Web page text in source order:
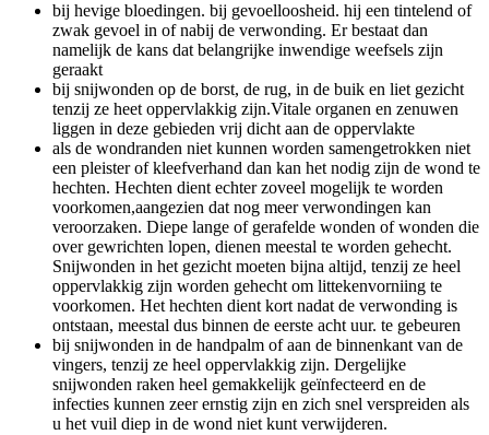
bij hevige bloedingen. bij gevoelloosheid. hij een tintelend of
zwak gevoel in of nabij de verwonding. Er bestaat dan
namelijk de kans dat belangrijke inwendige weefsels zijn
geraakt
bij snijwonden op de borst, de rug, in de buik en liet gezicht
tenzij ze heet oppervlakkig zijn.Vitale organen en zenuwen
liggen in deze gebieden vrij dicht aan de oppervlakte
als de wondranden niet kunnen worden samengetrokken niet
een pleister of kleefverhand dan kan het nodig zijn de wond te
hechten. Hechten dient echter zoveel mogelijk te worden
voorkomen,aangezien dat nog meer verwondingen kan
veroorzaken. Diepe lange of gerafelde wonden of wonden die
over gewrichten lopen, dienen meestal te worden gehecht.
Snijwonden in het gezicht moeten bijna altijd, tenzij ze heel
oppervlakkig zijn worden gehecht om littekenvorniing te
voorkomen. Het hechten dient kort nadat de verwonding is
ontstaan, meestal dus binnen de eerste acht uur. te gebeuren
bij snijwonden in de handpalm of aan de binnenkant van de
vingers, tenzij ze heel oppervlakkig zijn. Dergelijke
snijwonden raken heel gemakkelijk geïnfecteerd en de
infecties kunnen zeer ernstig zijn en zich snel verspreiden als
u het vuil diep in de wond niet kunt verwijderen.